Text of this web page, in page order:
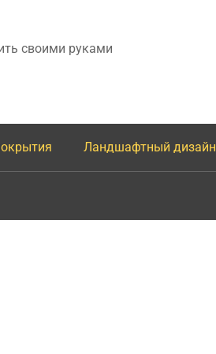
своими руками
Ландшафтный дизайн